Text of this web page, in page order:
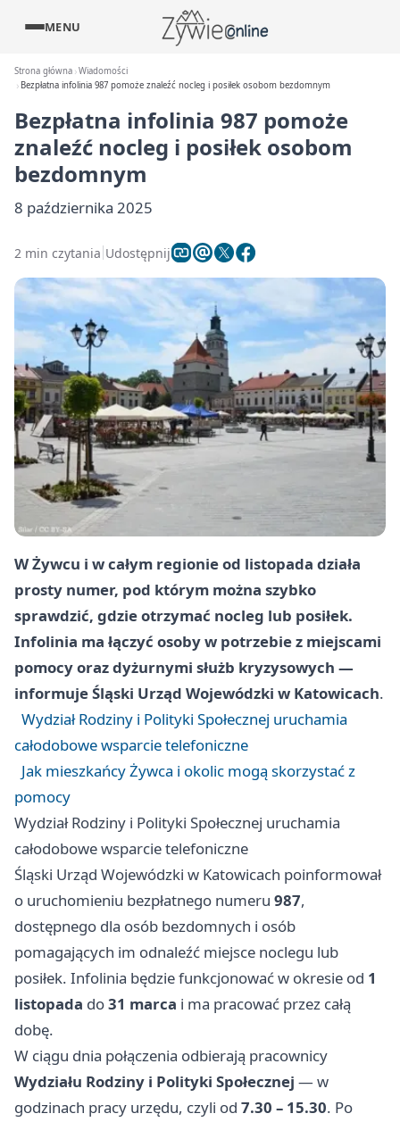
MENU
Strona główna Wiadomości
Bezpłatna infolinia 987 pomoże znaleźć nocleg i posiłek osobom bezdomnym
Bezpłatna infolinia 987 pomoże
znaleźć nocleg i posiłek osobom
bezdomnym
8 października 2025
2 min czytania Udostępnij
W Żywcu i w całym regionie od listopada działa
prosty numer, pod którym można szybko
sprawdzić, gdzie otrzymać nocleg lub posiłek.
Infolinia ma łączyć osoby w potrzebie z miejscami
pomocy oraz dyżurnymi służb kryzysowych —
informujeŚląski Urząd Wojewódzki w Katowicach.
Wydział Rodziny i Polityki Społecznej uruchamia
całodobowe wsparcie telefoniczne
Jak mieszkańcy Żywca i okolic mogą skorzystać z
pomocy
Wydział Rodziny i Polityki Społecznej uruchamia
całodobowe wsparcie telefoniczne
Śląski Urząd Wojewódzki w Katowicach poinformował
o uruchomieniu bezpłatnego numeru 987,
dostępnego dla osób bezdomnych i osób
pomagających im odnaleźć miejsce noclegu lub
posiłek. Infolinia będzie funkcjonować w okresie od 1
listopada do31 marca i ma pracować przez całą
dobę.
W ciągu dnia połączenia odbierają pracownicy
Wydziału Rodziny i Polityki Społecznej — w
godzinach pracy urzędu, czyli od 7.30 – 15.30. Po